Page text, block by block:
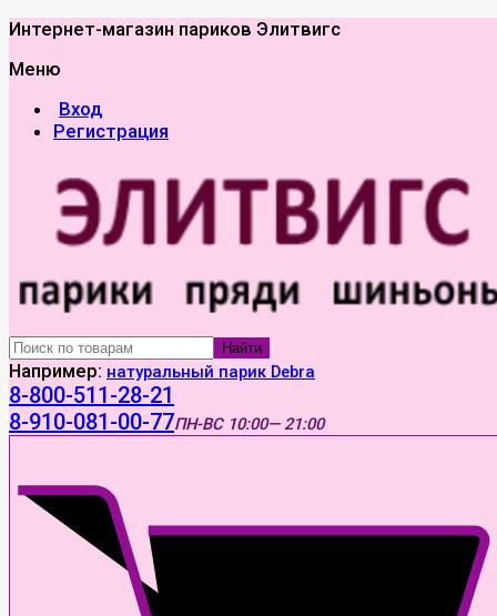
Интернет-магазин париков Элитвигс
Меню
Вход
Регистрация
Найти
Например: натуральный парик Debra
8-800-511-28-21
8-910-081-00-77ПН-ВС 10:00— 21:00